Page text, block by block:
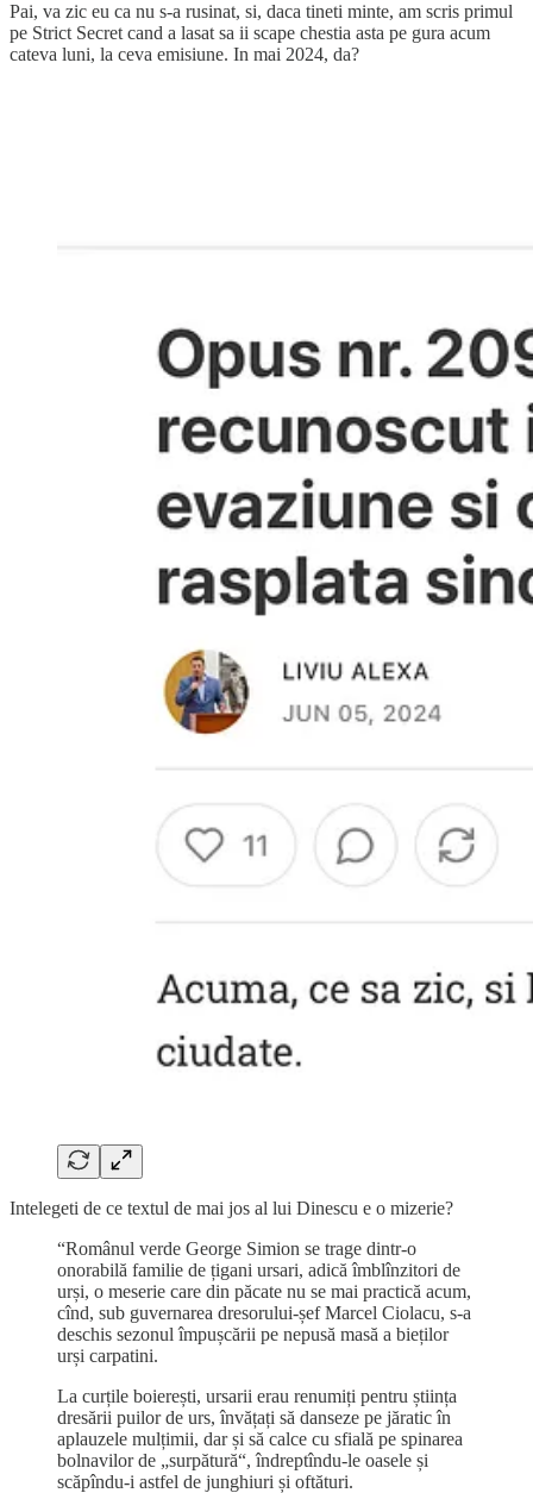
Pai, va zic eu ca nu s-a rusinat, si, daca tineti minte, am scris primul
pe Strict Secret cand a lasat sa ii scape chestia asta pe gura acum
cateva luni, la ceva emisiune. In mai 2024, da?
Intelegeti de ce textul de mai jos al lui Dinescu e o mizerie?
“Românul verde George Simion se trage dintr-o
onorabilă familie de țigani ursari, adică îmblînzitori de
urși, o meserie care din păcate nu se mai practică acum,
cînd, sub guvernarea dresorului-șef Marcel Ciolacu, s-a
deschis sezonul împușcării pe nepusă masă a bieților
urși carpatini.
La curțile boierești, ursarii erau renumiți pentru știința
dresării puilor de urs, învățați să danseze pe jăratic în
aplauzele mulțimii, dar și să calce cu sfială pe spinarea
bolnavilor de „surpătură“, îndreptîndu-le oasele și
scăpîndu-i astfel de junghiuri și oftături.